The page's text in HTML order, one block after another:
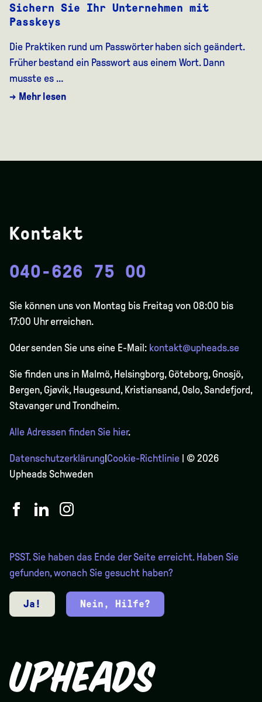
Sichern Sie Ihr Unternehmen mit
Passkeys
Die Praktiken rund um Passwörter haben sich geändert.
Früher bestand ein Passwort aus einem Wort. Dann
musste es …
→ Mehr lesen
Kontakt
040-626 75 00
Sie können uns von Montag bis Freitag von 08:00 bis
17:00 Uhr erreichen.
Oder senden Sie uns eine E-Mail: kontakt@upheads.se
Sie finden uns in Malmö, Helsingborg, Göteborg, Gnosjö,
Bergen,Gjøvik, Haugesund, Kristiansand, Oslo, Sandefjord,
Stavanger und Trondheim.
Alle Adressen finden Sie hier.
Datenschutzerklärung Cookie-Richtlinie | © 2026
Upheads Schweden
PSST. Sie haben das Ende der Seite erreicht. Haben Sie
gefunden, wonach Sie gesucht haben?
Ja! Nein, Hilfe?